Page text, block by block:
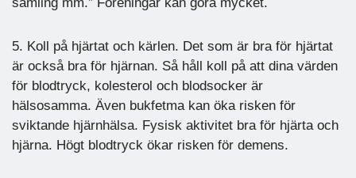
5. Koll på hjärtat och kärlen. Det som är bra för hjärtat
är också bra för hjärnan. Så håll koll på att dina värden
för blodtryck, kolesterol och blodsocker är
hälsosamma. Även bukfetma kan öka risken för
sviktande hjärnhälsa. Fysisk aktivitet bra för hjärta och
hjärna. Högt blodtryck ökar risken för demens.